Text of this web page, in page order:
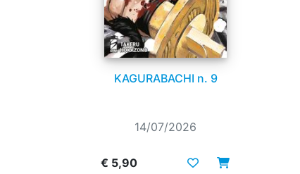
KAGURABACHI n. 9
14/07/2026
€ 5,90